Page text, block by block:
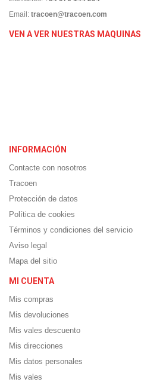
Email: tracoen@tracoen.com
VEN A VER NUESTRAS MAQUINAS
INFORMACIÓN
Contacte con nosotros
Tracoen
Protección de datos
Política de cookies
Términos y condiciones del servicio
Aviso legal
Mapa del sitio
MI CUENTA
Mis compras
Mis devoluciones
Mis vales descuento
Mis direcciones
Mis datos personales
Mis vales